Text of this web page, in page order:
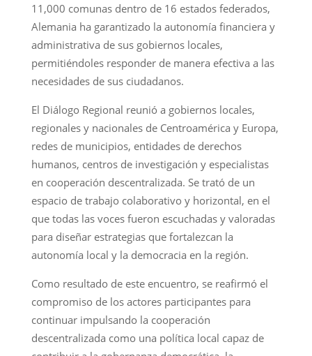
11,000 comunas dentro de 16 estados federados,
Alemania ha garantizado la autonomía financiera y
administrativa de sus gobiernos locales,
permitiéndoles responder de manera efectiva a las
necesidades de sus ciudadanos.
El Diálogo Regional reunió a gobiernos locales,
regionales y nacionales de Centroamérica y Europa,
redes de municipios, entidades de derechos
humanos, centros de investigación y especialistas
en cooperación descentralizada. Se trató de un
espacio de trabajo colaborativo y horizontal, en el
que todas las voces fueron escuchadas y valoradas
para diseñar estrategias que fortalezcan la
autonomía local y la democracia en la región.
Como resultado de este encuentro, se reafirmó el
compromiso de los actores participantes para
continuar impulsando la cooperación
descentralizada como una política local capaz de